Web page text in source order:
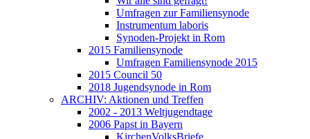
Umfragen zur Familiensynode
Instrumentum laboris
Synoden-Projekt in Rom
2015 Familiensynode
Umfragen Familiensynode 2015
2015 Council 50
2018 Jugendsynode in Rom
ARCHIV: Aktionen und Treffen
2002 - 2013 Weltjugendtage
2006 Papst in Bayern
KirchenVolksBriefe